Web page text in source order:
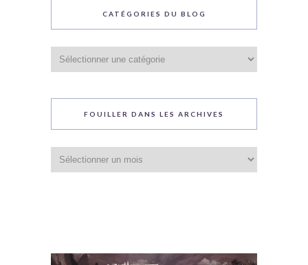
CATÉGORIES DU BLOG
du
blog
FOUILLER DANS LES ARCHIVES
dans
les